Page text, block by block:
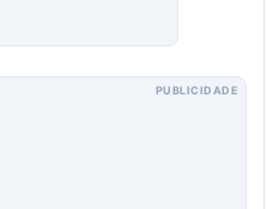
PUBLICIDADE